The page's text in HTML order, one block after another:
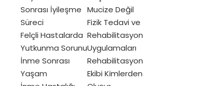
Sonrası İyileşme
Süreci
Felçli Hastalarda
Yutkunma Sorunu
İnme Sonrası
Yaşam
Mucize Değil
Fizik Tedavi ve
Rehabilitasyon
Uygulamaları
Rehabilitasyon
Ekibi Kimlerden